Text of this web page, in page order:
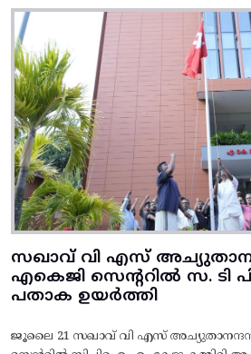
സഖാവ് വി എസ്
എകെജി സെന്ററിൽ സ.
പതാക ഉയർത്തി
ജൂലൈ 21 സഖാവ് വി എസ്